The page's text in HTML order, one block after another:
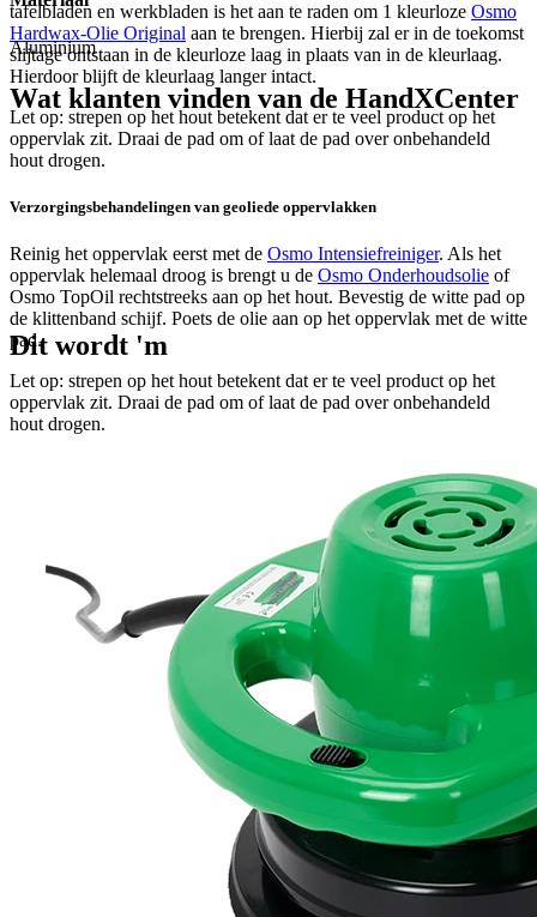
tafelbladen en werkbladen is het aan te raden om 1 kleurloze Osmo
Hardwax-Olie Original aan te brengen. Hierbij zal er in de toekomst
slijtage ontstaan in de kleurloze laag in plaats van in de kleurlaag.
Hierdoor blijft de kleurlaag langer intact.
Let op: strepen op het hout betekent dat er te veel product op het
oppervlak zit. Draai de pad om of laat de pad over onbehandeld
hout drogen.
Verzorgingsbehandelingen van geoliede oppervlakken
Reinig het oppervlak eerst met de Osmo Intensiefreiniger. Als het
oppervlak helemaal droog is brengt u de Osmo Onderhoudsolie of
Osmo TopOil rechtstreeks aan op het hout. Bevestig de witte pad op
de klittenband schijf. Poets de olie aan op het oppervlak met de witte
pad.
Let op: strepen op het hout betekent dat er te veel product op het
oppervlak zit. Draai de pad om of laat de pad over onbehandeld
hout drogen.
Aluminium
Wat klanten vinden van de HandXCenter
Dit wordt 'm